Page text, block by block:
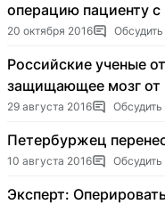
операцию пациенту с
20 октября 2016 Обсудить
Российские ученые
защищающее мозг от
29 августа 2016 Обсудить
Петербуржец
10 августа 2016 Обсудить
Эксперт: